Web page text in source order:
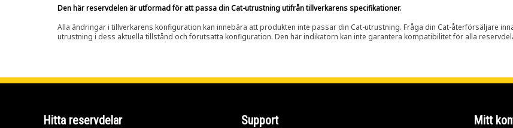
Den här reservdelen är utformad för att passa din Cat-utrustning utifrån tillverkarens specifikationer.
Alla ändringar i tillverkarens konfiguration kan innebära att produkten inte passar din Cat-utrustning. Fråga din Cat-återförsäljare
utrustning i dess aktuella tillstånd och förutsatta konfiguration. Den här indikatorn kan inte garantera kompatibilitet för alla
Hitta reservdelar Support Mitt